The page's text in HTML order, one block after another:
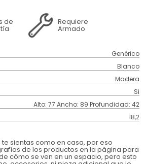
de Requiere
Armado
Genérico
Blanco
Madera
Si
Alto: 77 Ancho: 89 Profundidad: 42
18,2
sientas como en casa, por eso
de los productos en la página para
cómo se ven en un espacio, pero esto